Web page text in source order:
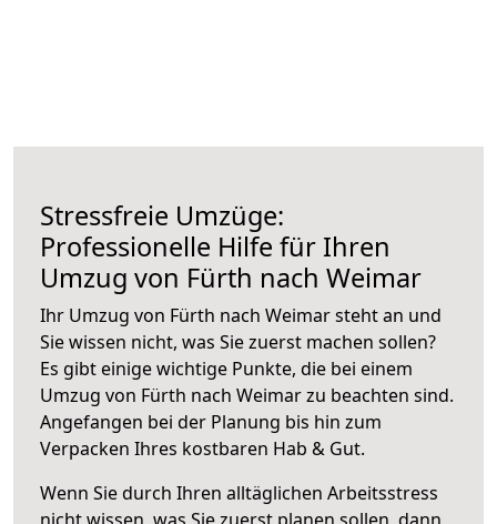
Stressfreie Umzüge:
Professionelle Hilfe für Ihren
Umzug von Fürth nach Weimar
Ihr Umzug von Fürth nach Weimar steht an und
Sie wissen nicht, was Sie zuerst machen sollen?
Es gibt einige wichtige Punkte, die bei einem
Umzug von Fürth nach Weimar zu beachten sind.
Angefangen bei der Planung bis hin zum
Verpacken Ihres kostbaren Hab & Gut.
Wenn Sie durch Ihren alltäglichen Arbeitsstress